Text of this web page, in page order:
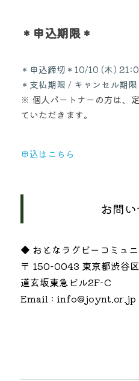
＊申込期限＊
＊申込締切＊10/10 (木)
＊支払期限 / キャンセル期
※ 個人パートナーの方は、
ていただきます。
申込はこちら
お問
◆ おとなラグビーコミュ
〒 150-0043 東京都渋谷
道玄坂東急ビル2F−C
Email : info@joynt.or.jp